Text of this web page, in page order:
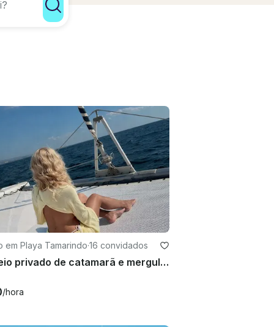
em Playa Tamarindo·16 convidados
Passeio privado de catamarã e mergulho com snorkel com tudo incluído, Tamarindo, Costa Rica
/hora